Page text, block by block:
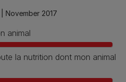
November 2017
animal
la nutrition dont mon animal